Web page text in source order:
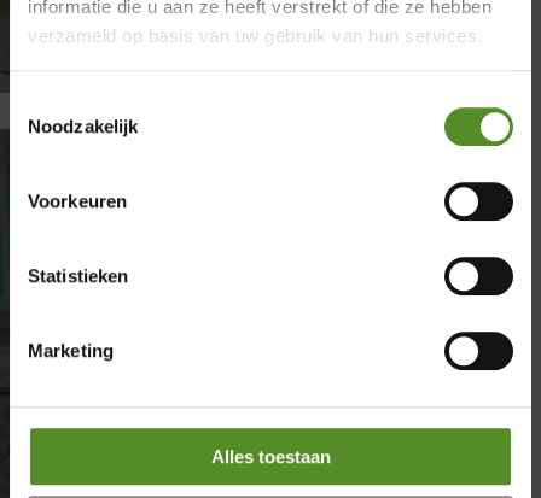
informatie die u aan ze heeft verstrekt of die ze hebben
verzameld op basis van uw gebruik van hun services.
Noodzakelijk
Voorkeuren
Statistieken
Marketing
Alles toestaan
doorSanne | 0 reacties
juiste matras kiezen? Lees dan snel deze
basis van een gezonde nachtrust. Toch kan
het lastig zijn om de juiste keuze te maken
met zoveel verschillende opties op de markt.
Of je nu...
Showroom Breda
Vrijdag 12:00 – 17:00
Zondag 12:00 – 17:00